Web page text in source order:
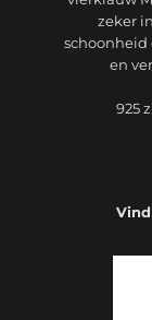
zeker
schoonheid
en
925